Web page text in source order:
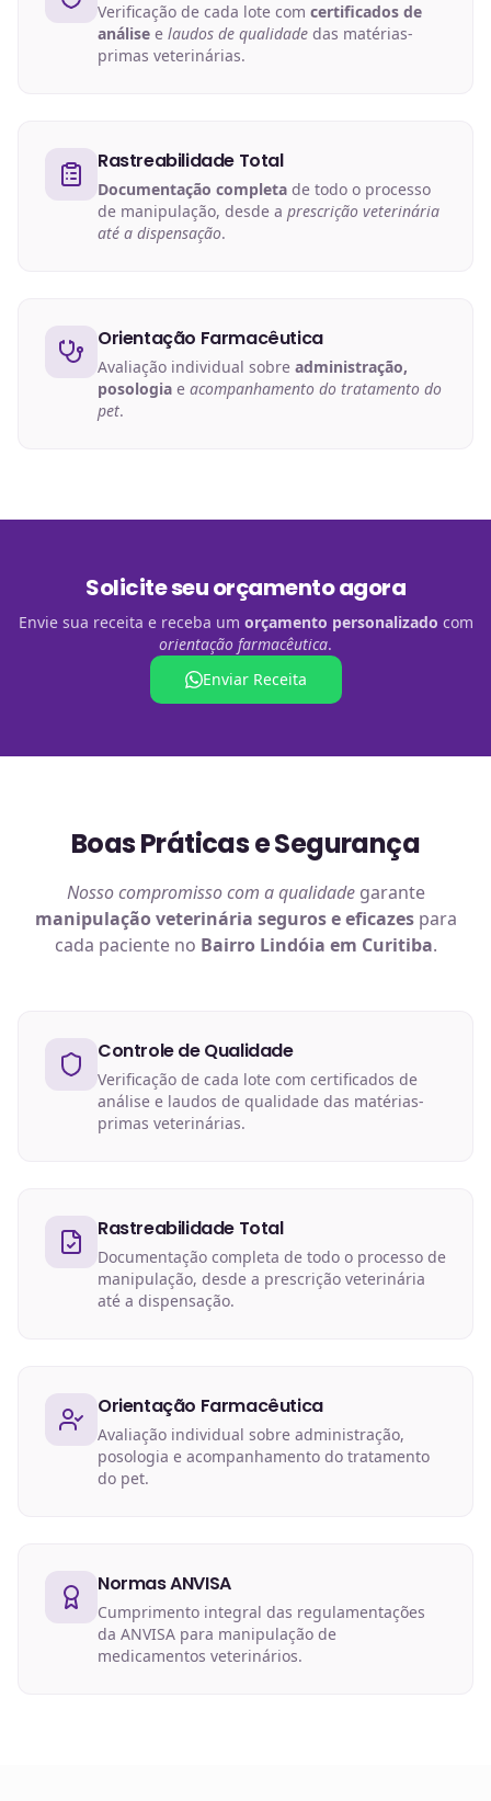
Verificação de cada lote com certificados de
análise e laudos de qualidade das matérias-
primas veterinárias.
Rastreabilidade Total
Documentação completa de todo o processo
de manipulação, desde a prescrição veterinária
até a dispensação.
Orientação Farmacêutica
Avaliação individual sobre administração,
posologia e acompanhamento do tratamento do
pet.
Solicite seu orçamento agora
Envie sua receita e receba um orçamento personalizado com
orientação farmacêutica.
Enviar Receita
Boas Práticas e Segurança
Nosso compromisso com a qualidadegarante
manipulação veterinária seguros e eficazespara
cada paciente no Bairro Lindóia em Curitiba.
Controle de Qualidade
Verificação de cada lote com certificados de
análise e laudos de qualidade das matérias-
primas veterinárias.
Rastreabilidade Total
Documentação completa de todo o processo de
manipulação, desde a prescrição veterinária
até a dispensação.
Orientação Farmacêutica
Avaliação individual sobre administração,
posologia e acompanhamento do tratamento
do pet.
Normas ANVISA
Cumprimento integral das regulamentações
da ANVISA para manipulação de
medicamentos veterinários.